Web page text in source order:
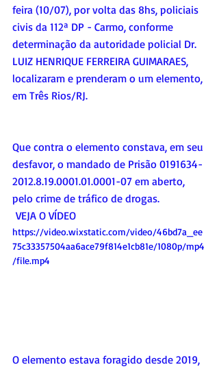
feira (10/07), por volta das 8hs, policiais
civis da 112ª DP - Carmo, conforme
determinação da autoridade policial Dr.
LUIZ HENRIQUE FERREIRA GUIMARAES,
localizaram e prenderam o um elemento,
em Três Rios/RJ.
Que contra o elemento constava, em seu
desfavor, o mandado de Prisão 0191634-
2012.8.19.0001.01.0001-07 em aberto,
pelo crime de tráfico de drogas.
VEJA O VÍDEO
https://video.wixstatic.com/video/46bd7a_ee
75c33357504aa6ace79f814e1cb81e/1080p/mp4
/file.mp4
O elemento estava foragido desde 2019,